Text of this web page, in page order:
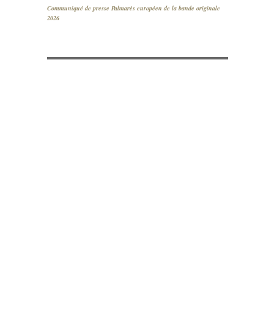
Communiqué de presse Palmarès européen de la bande originale
2026